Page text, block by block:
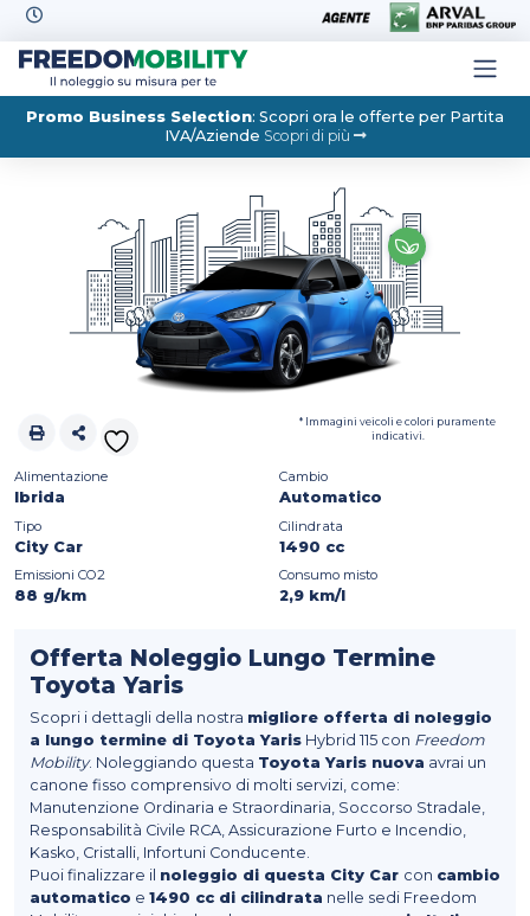
Skip to content
Promo Business Selection: Scopri ora le offerte per Partita
IVA/Aziende Scopri di più
* Immagini veicoli e colori puramente
indicativi.
Alimentazione
Ibrida
Cambio
Automatico
Tipo
City Car
Cilindrata
1490 cc
Emissioni CO2
88 g/km
Consumo misto
2,9 km/l
Offerta Noleggio Lungo Termine
Toyota Yaris
Scopri i dettagli della nostra migliore offerta di noleggio
a lungo termine di Toyota YarisHybrid 115 con Freedom
Mobility. Noleggiando questa Toyota Yaris nuova avrai un
canone fisso comprensivo di molti servizi, come:
Manutenzione Ordinaria e Straordinaria, Soccorso Stradale,
Responsabilità Civile RCA, Assicurazione Furto e Incendio,
Kasko, Cristalli, Infortuni Conducente.
Puoi finalizzare il noleggio di questa City Car con cambio
automatico e 1490 cc di cilindrata nelle sedi Freedom